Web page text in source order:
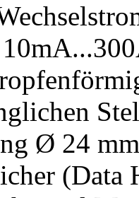
Ø 24 mm
(Data